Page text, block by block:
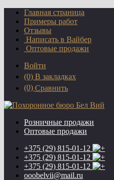
Главная страница
Примеры работ
Отзывы
Написать в Вайбер
Оптовые продажи
Войти
(0) В закладках
(0) Сравнить
Розничные продажи
Оптовые продажи
+375 (29) 815-01-12
+375 (29) 815-01-12
+375 (29) 815-01-12
ooobelvii@mail.ru